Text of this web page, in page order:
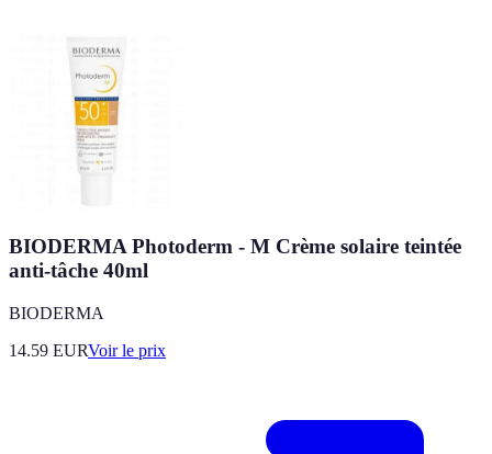
BIODERMA Photoderm - M Crème solaire teintée
anti-tâche 40ml
BIODERMA
14.59 EURVoir le prix